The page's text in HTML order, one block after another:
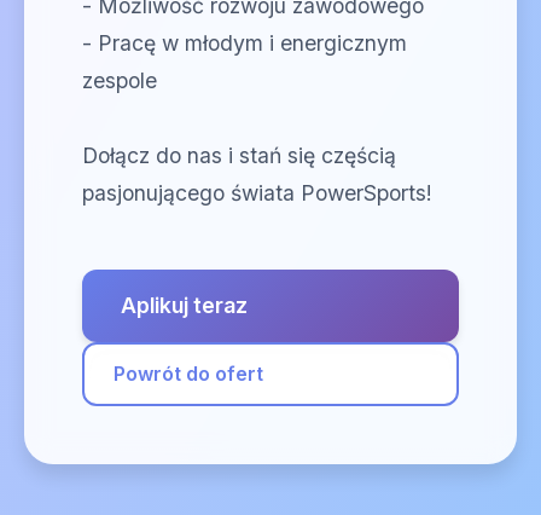
- Możliwość rozwoju zawodowego
- Pracę w młodym i energicznym
zespole
Dołącz do nas i stań się częścią
pasjonującego świata PowerSports!
Aplikuj teraz
Powrót do ofert